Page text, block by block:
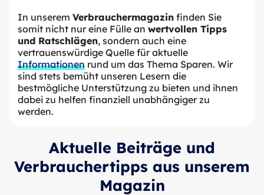
In unserem Verbrauchermagazin finden Sie
somit nicht nur eine Fülle an wertvollen Tipps
und Ratschlägen, sondern auch eine
vertrauenswürdige Quelle für aktuelle
Informationen rund um das Thema Sparen. Wir
sind stets bemüht unseren Lesern die
bestmögliche Unterstützung zu bieten und ihnen
dabei zu helfen finanziell unabhängiger zu
werden.
Aktuelle Beiträge und
Verbrauchertipps aus unserem
Magazin